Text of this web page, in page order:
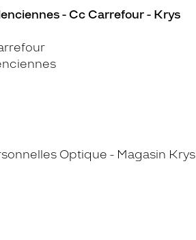
- Cc Carrefour - Krys
Optique - Magasin Krys